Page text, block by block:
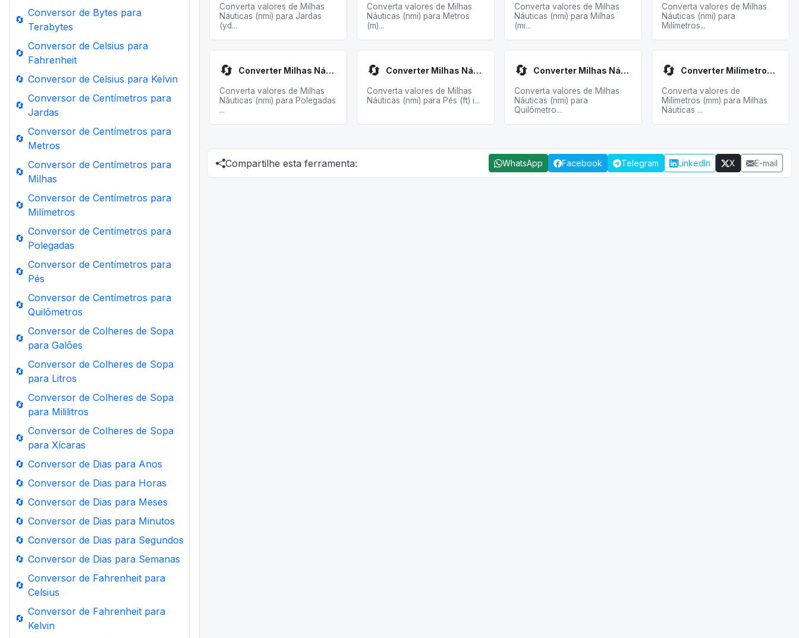
🔄
Conversor de Bytes para
Terabytes
🔄
Conversor de Celsius para
Fahrenheit
🔄 Conversor de Celsius para Kelvin
🔄
Conversor de Centímetros para
Jardas
🔄
Conversor de Centímetros para
Metros
🔄
Conversor de Centímetros para
Milhas
🔄
Conversor de Centímetros para
Milímetros
🔄
Conversor de Centímetros para
Polegadas
🔄
Conversor de Centímetros para
Pés
🔄
Conversor de Centímetros para
Quilômetros
🔄
Conversor de Colheres de Sopa
para Galões
🔄
Conversor de Colheres de Sopa
para Litros
🔄
Conversor de Colheres de Sopa
para Mililitros
🔄
Conversor de Colheres de Sopa
para Xícaras
🔄 Conversor de Dias para Anos
🔄 Conversor de Dias para Horas
🔄 Conversor de Dias para Meses
🔄 Conversor de Dias para Minutos
🔄 Conversor de Dias para Segundos
🔄 Conversor de Dias para Semanas
🔄
Conversor de Fahrenheit para
Celsius
🔄
Conversor de Fahrenheit para
Kelvin
Converta valores de Milhas
Náuticas (nmi) para Jardas
(yd...
Converta valores de Milhas
Náuticas (nmi) para Metros
(m)...
Converta valores de Milhas
Náuticas (nmi) para Milhas
(mi...
Converta valores de Milhas
Náuticas (nmi) para
Milímetros...
🔄 Converter Milhas Náuticas para Polegadas
Converta valores de Milhas
Náuticas (nmi) para Polegadas
...
🔄 Converter Milhas Náuticas para Pés
Converta valores de Milhas
Náuticas (nmi) para Pés (ft) i...
🔄 Converter Milhas Náuticas para Quilômetros
Converta valores de Milhas
Náuticas (nmi) para
Quilômetro...
🔄 Converter Milímetros para Milhas Náuticas
Converta valores de
Milímetros (mm) para Milhas
Náuticas ...
Compartilhe esta ferramenta: WhatsApp Facebook Telegram LinkedIn X E-mail